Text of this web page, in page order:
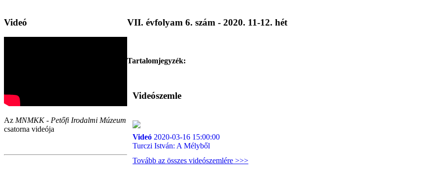
Videó
Az MNMKK - Petőfi Irodalmi Múzeum
csatorna videója
VII. évfolyam 6. szám - 2020. 11-12. hét
Tartalomjegyzék:
Videószemle
Videó 2020-03-16 15:00:00
Turczi István: A Mélyből
Tovább az összes videószemlére >>>